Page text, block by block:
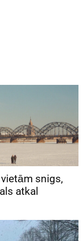
snigs,
atkal